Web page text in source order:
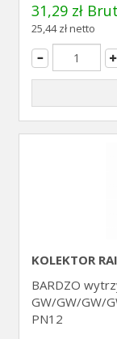
31,29 zł
25,44 zł netto
KOLEKTOR
BARDZO
GW/GW/GW/
PN12